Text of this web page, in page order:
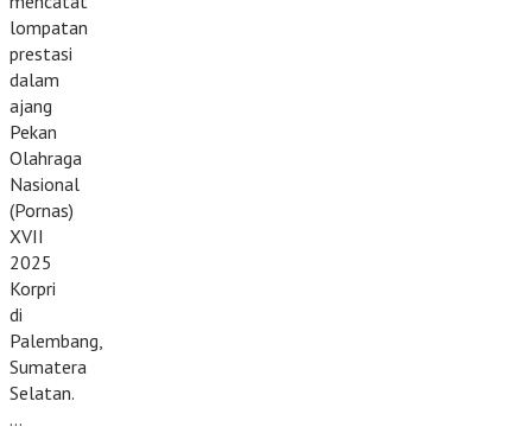
lompatan
prestasi
dalam
ajang
Pekan
Olahraga
Nasional
(Pornas)
XVII
2025
Korpri
di
Palembang,
Sumatera
Selatan.
…